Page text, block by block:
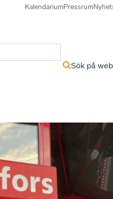
KalendariumPressrum
Sök på